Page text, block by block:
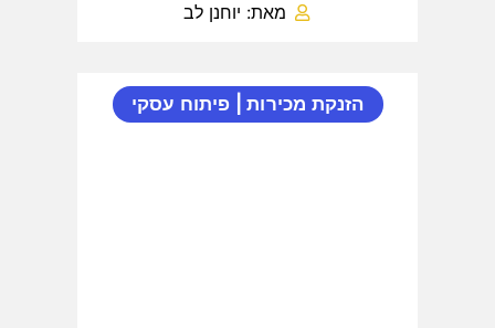
מאת: יוחנן לב
הזנקת מכירות| פיתוח עסקי